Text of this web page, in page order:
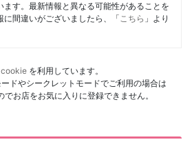
ます。最新情報と異なる可能性があることを
に間違いがございましたら、「 こちら 」より
cookie を利用しています。
ドやシークレットモードでご利用の場合は
お店をお気に入りに登録できません。